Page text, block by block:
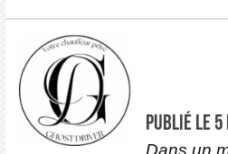
PUBLIÉ LE
Dans un